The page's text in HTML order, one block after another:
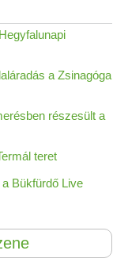
a Zsinagóga
részesült a
teret
Bükfürdő Live